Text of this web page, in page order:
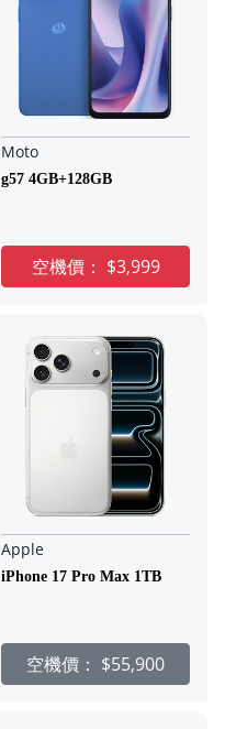
Moto
g57 4GB+128GB
空機價： $3,999
Apple
iPhone 17 Pro Max 1TB
空機價： $55,900